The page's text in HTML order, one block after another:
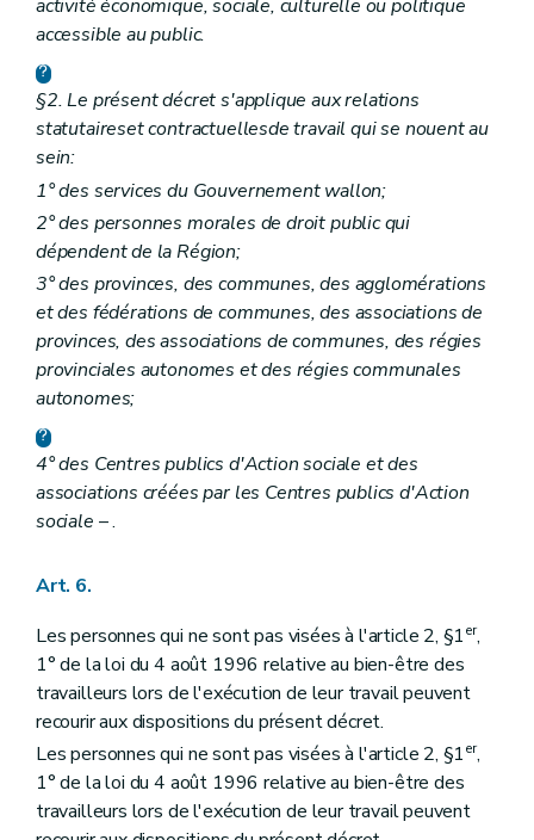
activité économique, sociale, culturelle ou politique
accessible au public.
§2. Le présent décret s'applique aux relations
statutaireset contractuellesde travail qui se nouent au
sein:
1° des services du Gouvernement wallon;
2° des personnes morales de droit public qui
dépendent de la Région;
3° des provinces, des communes, des agglomérations
et des fédérations de communes, des associations de
provinces, des associations de communes, des régies
provinciales autonomes et des régies communales
autonomes;
4° des Centres publics d'Action sociale et des
associations créées par les Centres publics d'Action
sociale – .
Art. 6.
Les personnes qui ne sont pas visées à l'article 2, §1er,
1° de la loi du 4 août 1996 relative au bien-être des
travailleurs lors de l'exécution de leur travail peuvent
recourir aux dispositions du présent décret.
Les personnes qui ne sont pas visées à l'article 2, §1er,
1° de la loi du 4 août 1996 relative au bien-être des
travailleurs lors de l'exécution de leur travail peuvent